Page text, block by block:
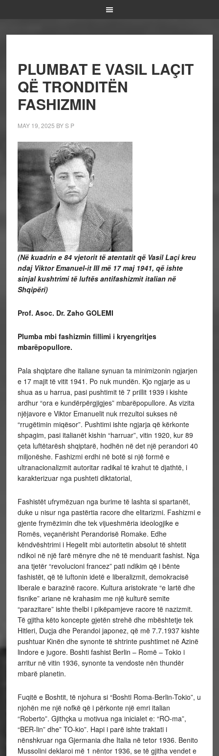
PLUMBAT E VASIL LAÇIT
QË TRONDITËN
FASHIZMIN
MAY 19, 2025 BYS P
(Në kuadrin e 84 vjetorit të atentatit që Vasil Laçi kreu
ndaj Viktor Emanuel-it III më 17 maj 1941, që ishte
sinjal kushtrimi të luftës antifashizmit italian në
Shqipëri)
Prof. Asoc. Dr. Zaho GOLEMI
Plumba mbi fashizmin fillimi i kryengritjes
mbarëpopullore.
Pala shqiptare dhe italiane synuan ta minimizonin ngjarjen
e 17 majit të vitit 1941. Po nuk mundën. Kjo ngjarje as u
shua as u harrua, pasi pushtimit të 7 prillit 1939 i kishte
ardhur “ora e kundërpërgjigjes” mbarëpopullore. As vizita
njëjavore e Viktor Emanuelit nuk rrezultoi sukses në
“rrugëtimin miqësor”. Pushtimi ishte ngjarja që kërkonte
shpagim, pasi italianët kishin “harruar”, vitin 1920, kur 89
çeta luftëtarësh shqiptarë, hodhën në det një perandori 40
miljonëshe. Fashizmi erdhi në botë si një formë e
ultranacionalizmit autoritar radikal të krahut të djathtë, i
karakterizuar nga pushteti diktatorial,
Fashistët ufrymëzuan nga burime të lashta si spartanët,
duke u nisur nga pastërtia racore dhe elitarizmi. Fashizmi e
gjente frymëzimin dhe tek vijueshmëria ideologjike e
Romës, veçanërisht Perandorisë Romake. Edhe
këndvështrimi i Hegelit mbi autoritetin absolut të shtetit
ndikoi në një farë mënyre dhe në të menduarit fashist. Nga
ana tjetër “revolucioni francez” pati ndikim që i bënte
fashistët, që të luftonin idetë e liberalizmit, demokracisë
liberale e barazinë racore. Kultura aristokrate “e lartë dhe
fisnike” ariane në krahasim me një kulturë semite
“parazitare” ishte thelbi i pikëpamjeve racore të nazizmit.
Të gjitha këto koncepte gjetën strehë dhe mbështetje tek
Hitleri, Duçja dhe Perandoi japonez, që më 7.7.1937 kishte
pushtuar Kinën dhe synonte të shtrinte pushtimet në Azinë
lindore e jugore. Boshti fashist Berlin – Romë – Tokio i
arritur në vitin 1936, synonte ta vendoste nën thundër
mbarë planetin.
Fuqitë e Boshtit, të njohura si “Boshti Roma-Berlin-Tokio”, u
njohën me një nofkë që i përkonte një emri italian
“Roberto”. Gjithçka u motivua nga inicialet e: “RO-ma”,
“BER-lin” dhe” TO-kio”. Hapi i parë ishte traktati i
nënshkruar nga Gjermania dhe Italia në tetor 1936. Benito
Mussolini deklaroi më 1 nëntor 1936, se të gjitha vendet e